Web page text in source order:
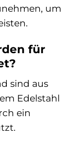
um
für
sind aus
Edelstahl
ein